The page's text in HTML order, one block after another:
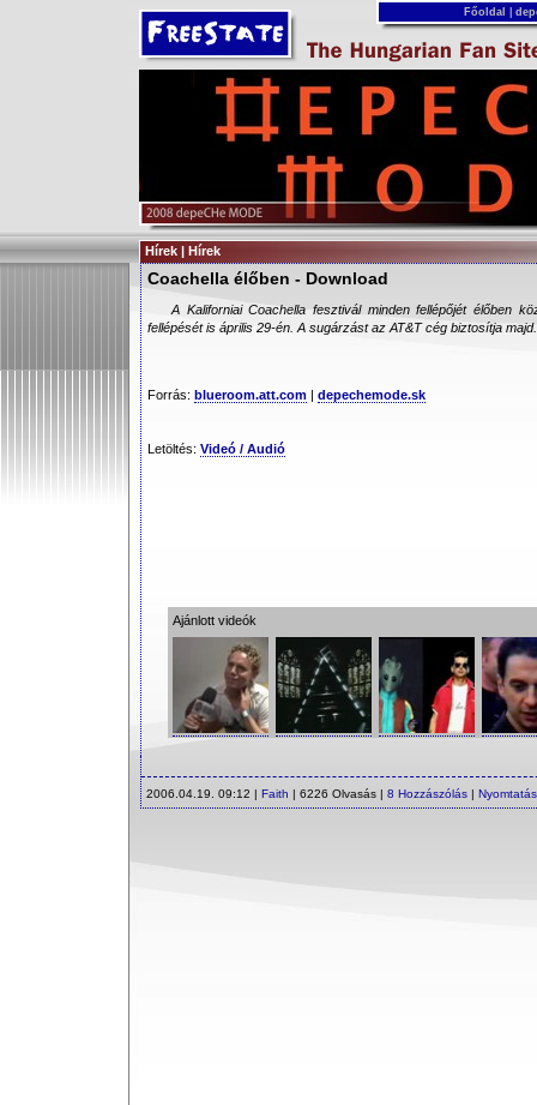
Főoldal
Hírek | Hírek
Coachella élőben - Download
A Kaliforniai Coachella fesztivál minden fellépőjét élőben
fellépését is április 29-én. A sugárzást az AT&T cég biztosítja
Forrás: blueroom.att.com | depechemode.sk
Letöltés: Videó / Audió
Ajánlott videók
2006.04.19. 09:12 | Faith | 6226 Olvasás | 8 Hozzászólás | Nyomtatás